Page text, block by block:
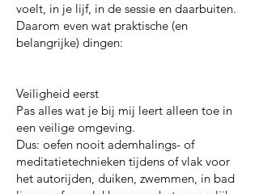
voelt, in je lijf, in de sessie en daarbuiten.
Daarom even wat praktische (en
belangrijke) dingen:
Veiligheid eerst
Pas alles wat je bij mij leert alleen toe in
een veilige omgeving.
Dus: oefen nooit ademhalings- of
meditatietechnieken tijdens of vlak voor
het autorijden, duiken, zwemmen, in bad